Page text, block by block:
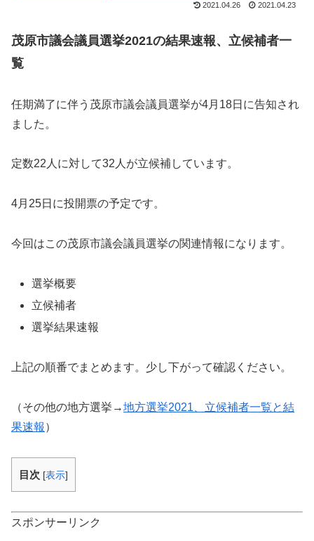
2021.04.26 2021.04.23
茂原市議会議員選挙2021の結果速報、立候補者一
覧
任期満了に伴う茂原市議会議員選挙が4月18日に告知され
ました。
定数22人に対して32人が立候補しています。
4月25日に投開票の予定です。
今回はこの茂原市議会議員選挙の関連情報になります。
選挙概要
立候補者
選挙結果速報
上記の順番でまとめます。少し下がって確認ください。
（その他の地方選挙→地方選挙2021、立候補者一覧と結
果速報 ）
目次 [表示]
スポンサーリンク